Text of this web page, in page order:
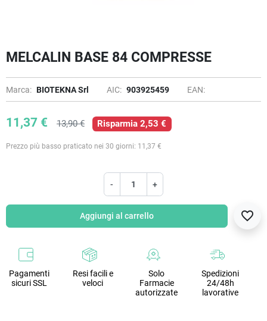
MELCALIN BASE 84 COMPRESSE
Marca: BIOTEKNA Srl AIC: 903925459 EAN:
11,37 € 13,90 € Risparmia 2,53 €
Prezzo più basso praticato nei 30 giorni: 11,37 €
- +
Aggiungi al carrello favorite_border
Pagamenti
sicuri SSL
Resi facili e
veloci
Solo
Farmacie
autorizzate
Spedizioni
24/48h
lavorative